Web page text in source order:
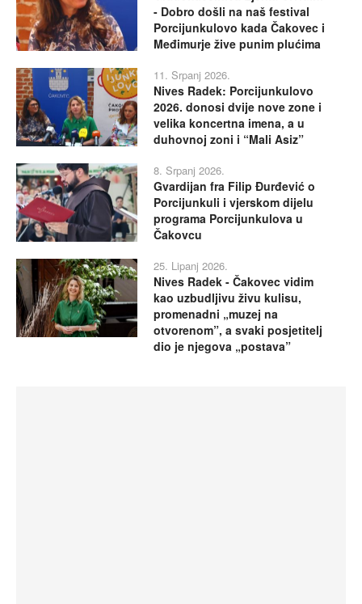
- Dobro došli na naš festival
Porcijunkulovo kada Čakovec i
Međimurje žive punim plućima
11. Srpanj 2026.
Nives Radek: Porcijunkulovo
2026. donosi dvije nove zone i
velika koncertna imena, a u
duhovnoj zoni i “Mali Asiz”
8. Srpanj 2026.
Gvardijan fra Filip Đurđević o
Porcijunkuli i vjerskom dijelu
programa Porcijunkulova u
Čakovcu
25. Lipanj 2026.
Nives Radek - Čakovec vidim
kao uzbudljivu živu kulisu,
promenadni „muzej na
otvorenom”, a svaki posjetitelj
dio je njegova „postava”